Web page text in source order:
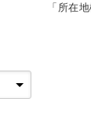
「所在